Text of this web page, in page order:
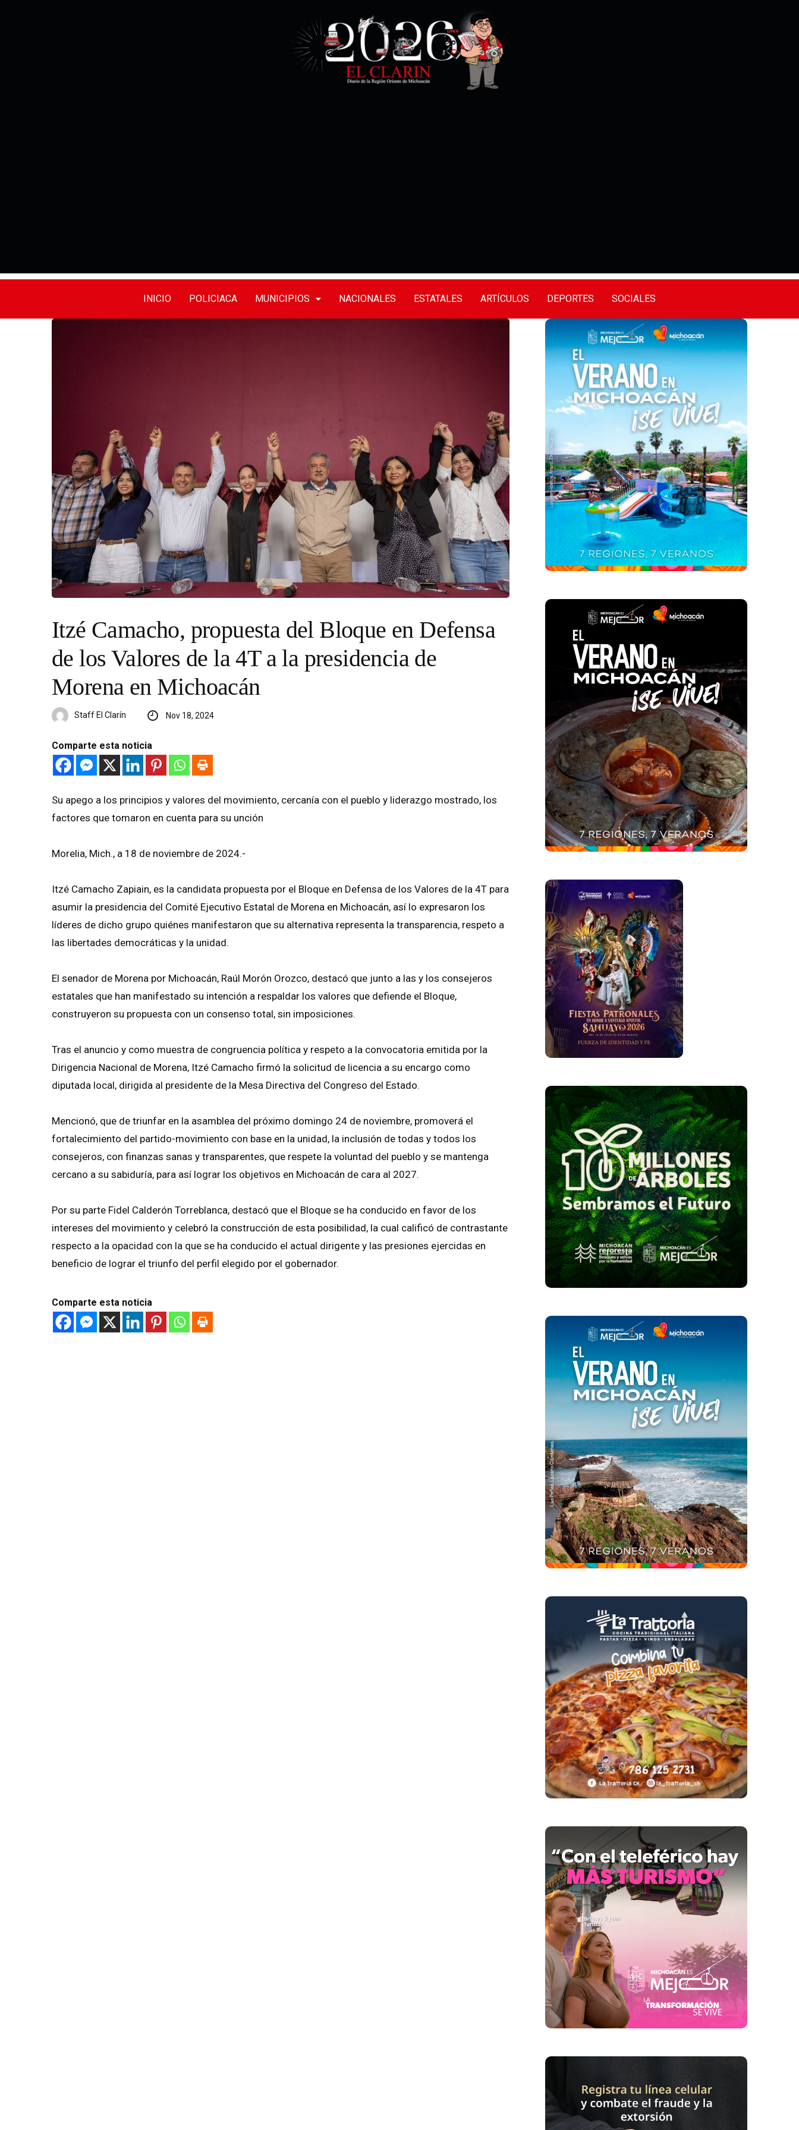
INICIO POLICIACA MUNICIPIOS NACIONALES ESTATALES ARTÍCULOS DEPORTES SOCIALES
Itzé Camacho, propuesta del Bloque en Defensa
de los Valores de la 4T a la presidencia de
Morena en Michoacán
Staff El Clarín Nov 18, 2024
Comparte esta noticia
Su apego a los principios y valores del movimiento, cercanía con el pueblo y liderazgo mostrado, los
factores que tomaron en cuenta para su unción
Morelia, Mich., a 18 de noviembre de 2024.-
Itzé Camacho Zapiain, es la candidata propuesta por el Bloque en Defensa de los Valores de la 4T para
asumir la presidencia del Comité Ejecutivo Estatal de Morena en Michoacán, así lo expresaron los
líderes de dicho grupo quiénes manifestaron que su alternativa representa la transparencia, respeto a
las libertades democráticas y la unidad.
El senador de Morena por Michoacán, Raúl Morón Orozco, destacó que junto a las y los consejeros
estatales que han manifestado su intención a respaldar los valores que defiende el Bloque,
construyeron su propuesta con un consenso total, sin imposiciones.
Tras el anuncio y como muestra de congruencia política y respeto a la convocatoria emitida por la
Dirigencia Nacional de Morena, Itzé Camacho firmó la solicitud de licencia a su encargo como
diputada local, dirigida al presidente de la Mesa Directiva del Congreso del Estado.
Mencionó, que de triunfar en la asamblea del próximo domingo 24 de noviembre, promoverá el
fortalecimiento del partido-movimiento con base en la unidad, la inclusión de todas y todos los
consejeros, con finanzas sanas y transparentes, que respete la voluntad del pueblo y se mantenga
cercano a su sabiduría, para así lograr los objetivos en Michoacán de cara al 2027.
Por su parte Fidel Calderón Torreblanca, destacó que el Bloque se ha conducido en favor de los
intereses del movimiento y celebró la construcción de esta posibilidad, la cual calificó de contrastante
respecto a la opacidad con la que se ha conducido el actual dirigente y las presiones ejercidas en
beneficio de lograr el triunfo del perfil elegido por el gobernador.
Comparte esta noticia